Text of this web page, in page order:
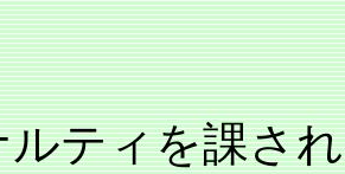
ティを課さ